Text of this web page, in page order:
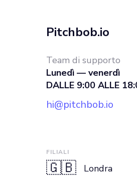
Pitchbob.io
Team di supporto
Lunedì — venerdì
DALLE 9:00 ALLE
hi@pitchbob.io
FILIALI
🇬🇧 Londra